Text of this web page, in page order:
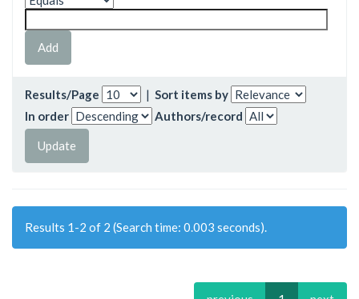
Results/Page | Sort items by
In order
Authors/record
Results 1-2 of 2 (Search time: 0.003 seconds).